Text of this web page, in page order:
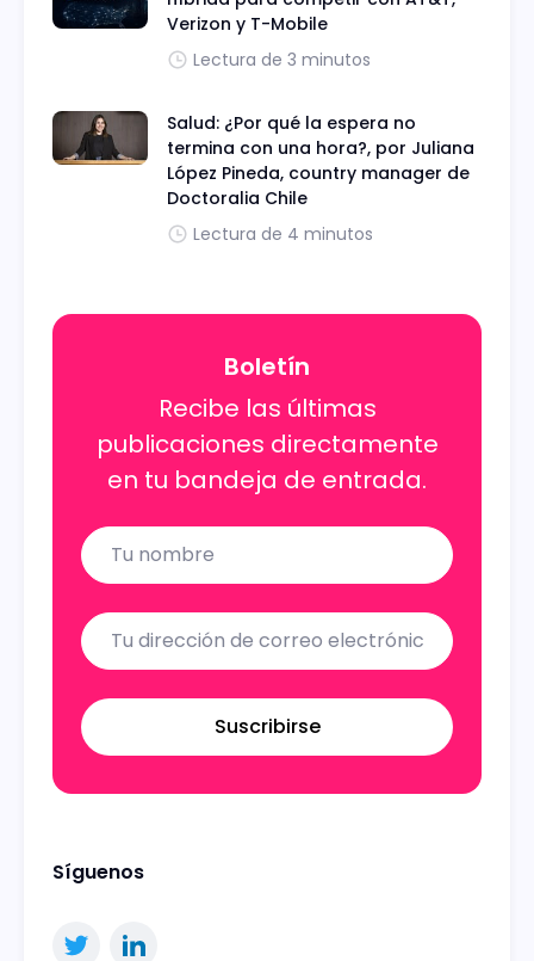
Verizon y T-Mobile
Lectura de 3 minutos
Salud: ¿Por qué la espera no
termina con una hora?, por Juliana
López Pineda, country manager de
Doctoralia Chile
Lectura de 4 minutos
Boletín
Recibe las últimas
publicaciones directamente
en tu bandeja de entrada.
Name
Email
Suscribirse
Síguenos